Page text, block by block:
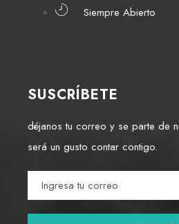
Siempre Abierto
SUSCRÍBETE
déjanos tu correo y se parte de
será un gusto contar contigo.